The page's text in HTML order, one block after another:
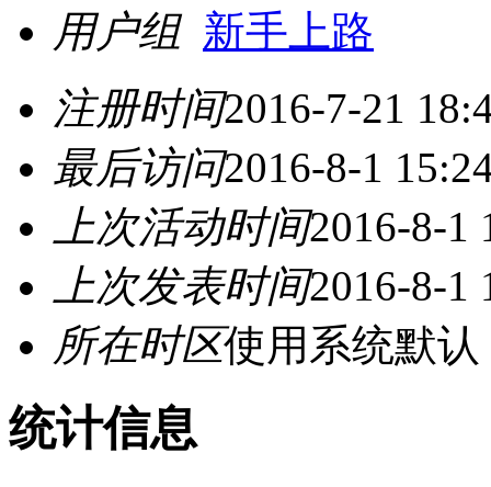
用户组 新手上路
注册时间2016-7-21
最后访问2016-8-1
上次活动时间2016-8-1
上次发表时间2016-8-1
所在时区使用系统默认
统计信息